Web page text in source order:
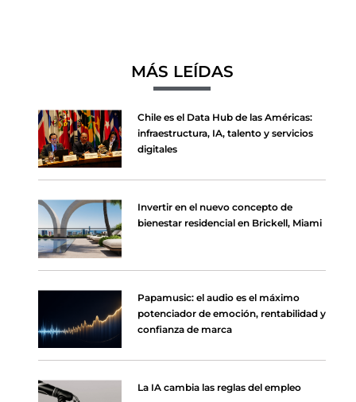
MÁS LEÍDAS
Chile es el Data Hub de las Américas:
infraestructura, IA, talento y servicios
digitales
Invertir en el nuevo concepto de
bienestar residencial en Brickell, Miami
Papamusic: el audio es el máximo
potenciador de emoción, rentabilidad y
confianza de marca
La IA cambia las reglas del empleo